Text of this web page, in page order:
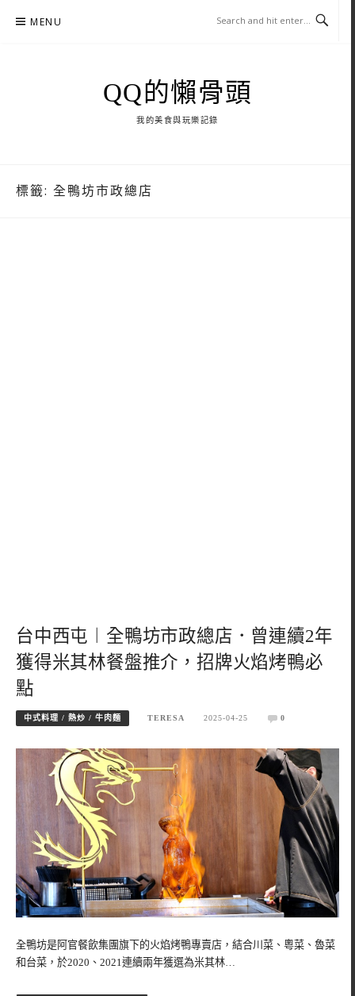
MENU
QQ的懶骨頭
我的美食與玩樂記錄
標籤: 全鴨坊市政總店
台中西屯︱全鴨坊市政總店．曾連續2年
獲得米其林餐盤推介，招牌火焰烤鴨必
點
中式料理 / 熱炒 / 牛肉麵 TERESA 2025-04-25 0
全鴨坊是阿官餐飲集團旗下的火焰烤鴨專賣店，結合川菜、粵菜、魯菜
和台菜，於2020、2021連續兩年獲選為米其林…